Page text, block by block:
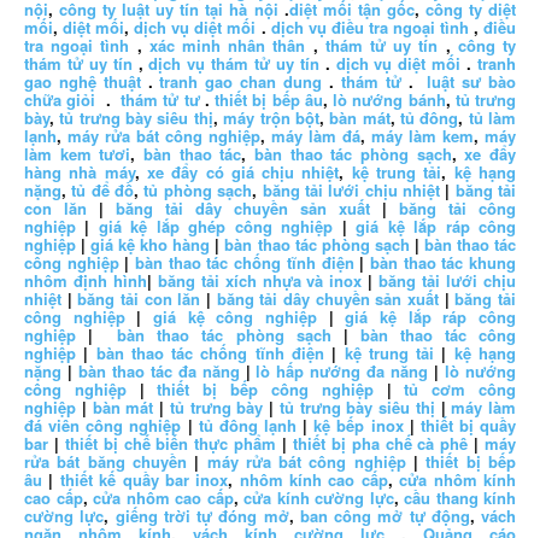
nội,công ty luật uy tín tại hà nội .diệt mối tận gốc, công ty diệt
mối,diệt mối,dịch vụ diệt mối .dịch vụ điều tra ngoại tình ,điều
tra ngoại tình ,xác minh nhân thân ,thám tử uy tín , công ty
thám tử uy tín ,dịch vụ thám tử uy tín . dịch vụ diệt mối .tranh
gao nghệ thuật.tranh gao chan dung . thám tử.luật sư bào
chữa giỏi .thám tử tư.thiết bị bếp âu,lò nướng bánh, tủ trưng
bày,tủ trưng bày siêu thị,máy trộn bột,bàn mát,tủ đông, tủ làm
lạnh, máy rửa bát công nghiệp, máy làm đá, máy làm kem, máy
làm kem tươi,bàn thao tác,bàn thao tác phòng sạch,xe đẩy
hàng nhà máy, xe đẩy có giá chịu nhiệt, kệ trung tải, kệ hạng
nặng,tủ để đồ,tủ phòng sạch, băng tải lưới chịu nhiệt| băng tải
con lăn | băng tải dây chuyền sản xuất | băng tải công
nghiệp | giá kệ lắp ghép công nghiệp |giá kệ lắp ráp công
nghiệp |giá kệ kho hàng |bàn thao tác phòng sạch | bàn thao tác
công nghiệp|bàn thao tác chống tĩnh điện |bàn thao tác khung
nhôm định hình| băng tải xích nhựa và inox|băng tải lưới chịu
nhiệt |băng tải con lăn | băng tải dây chuyền sản xuất |băng tải
công nghiệp|giá kệ công nghiệp |giá kệ lắp ráp công
nghiệp |bàn thao tác phòng sạch| bàn thao tác công
nghiệp | bàn thao tác chống tĩnh điện | kệ trung tải | kệ hạng
nặng| bàn thao tác đa năng|lò hấp nướng đa năng |lò nướng
công nghiệp|thiết bị bếp công nghiệp|tủ cơm công
nghiệp |bàn mát | tủ trưng bày | tủ trưng bày siêu thị |máy làm
đá viên công nghiệp | tủ đông lạnh |kệ bếp inox| thiết bị quầy
bar | thiết bị chế biến thực phẩm | thiết bị pha chế cà phê| máy
rửa bát băng chuyền | máy rửa bát công nghiệp|thiết bị bếp
âu | thiết kế quầy bar inox, nhôm kính cao cấp,cửa nhôm kính
cao cấp, cửa nhôm cao cấp, cửa kính cường lực, cầu thang kính
cường lực, giếng trời tự đóng mở, ban công mở tự động, vách